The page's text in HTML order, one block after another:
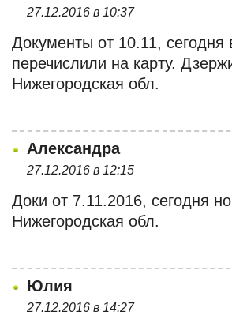
27.12.2016 в 10:37
Документы от 10.11, сегодня
перечислили на карту.
Нижегородская обл.
Александра
27.12.2016 в 12:15
Доки от 7.11.2016, сегодня
Нижегородская обл.
Юлия
27.12.2016 в 14:27